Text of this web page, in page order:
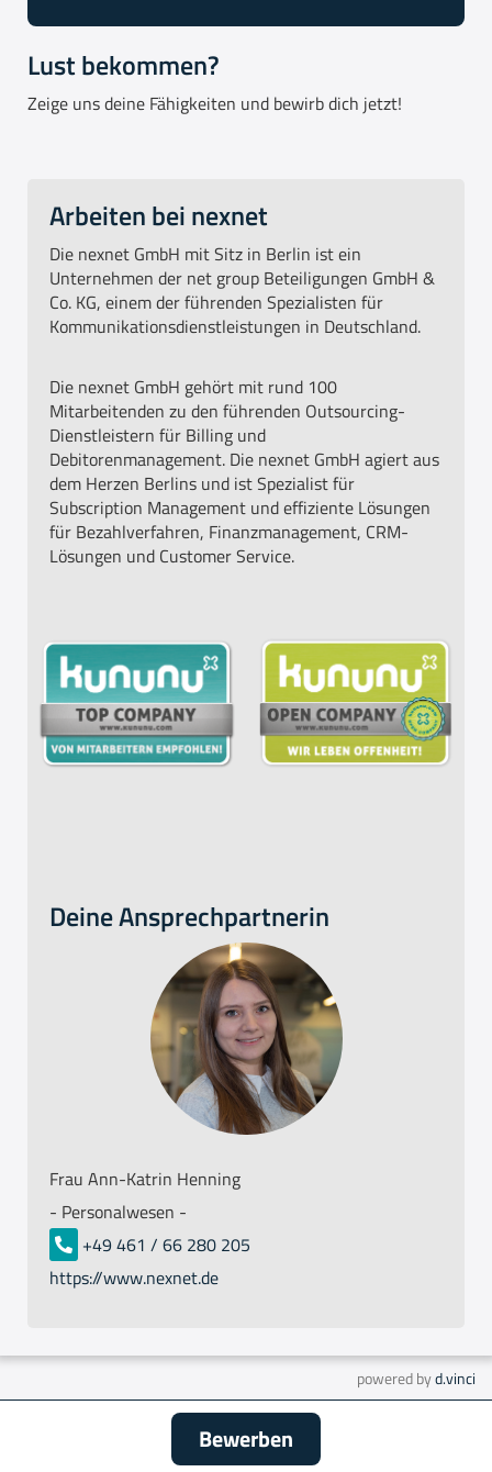
Lust bekommen?
Zeige uns deine Fähigkeiten und bewirb dich jetzt!
Arbeiten bei nexnet
Die nexnet GmbH mit Sitz in Berlin ist ein
Unternehmen der net group Beteiligungen GmbH &
Co. KG, einem der führenden Spezialisten für
Kommunikationsdienstleistungen in Deutschland.
Die nexnet GmbH gehört mit rund 100
Mitarbeitenden zu den führenden Outsourcing-
Dienstleistern für Billing und
Debitorenmanagement. Die nexnet GmbH agiert aus
dem Herzen Berlins und ist Spezialist für
Subscription Management und effiziente Lösungen
für Bezahlverfahren, Finanzmanagement, CRM-
Lösungen und Customer Service.
Deine Ansprechpartnerin
Frau Ann-Katrin Henning
- Personalwesen -
+49 461 / 66 280 205
https://www.nexnet.de
Bewerben
powered byd.vinci